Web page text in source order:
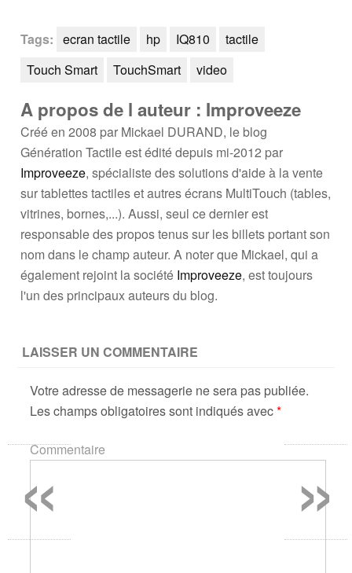
Tags: ecran tactile hp IQ810
tactile
Touch Smart
TouchSmart video
A propos de l auteur : Improveeze
Créé en 2008 par Mickael DURAND, le blog
Génération Tactile est édité depuis mi-2012 par
Improveeze, spécialiste des solutions d'aide à la vente
sur tablettes tactiles et autres écrans MultiTouch (tables,
vitrines, bornes,...). Aussi, seul ce dernier est
responsable des propos tenus sur les billets portant son
nom dans le champ auteur. A noter que Mickael, qui a
également rejoint la société Improveeze, est toujours
l'un des principaux auteurs du blog.
LAISSER UN COMMENTAIRE
Votre adresse de messagerie ne sera pas publiée.
Les champs obligatoires sont indiqués avec*
Commentaire »
«